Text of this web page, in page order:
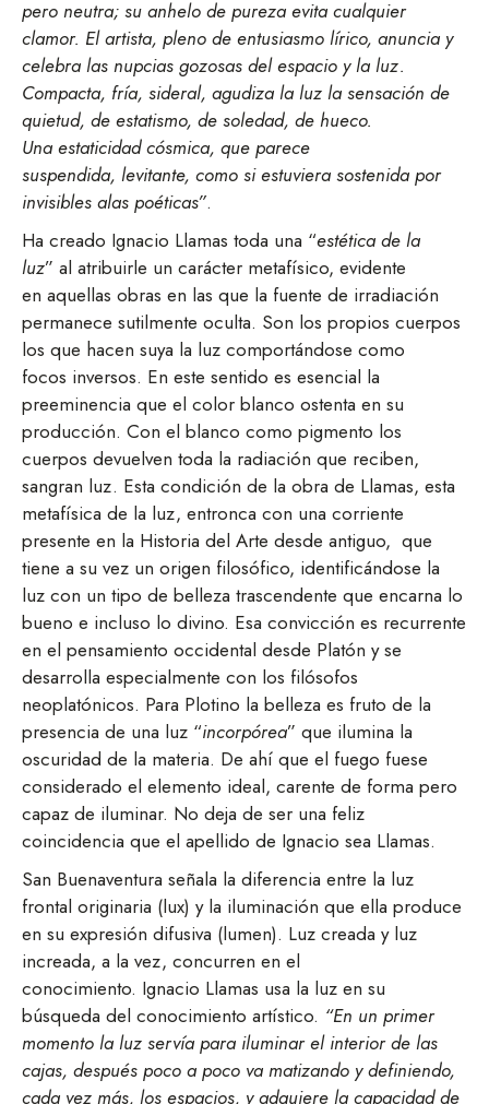
pero neutra; su anhelo de pureza evita cualquier
clamor. El artista, pleno de entusiasmo lírico, anuncia y
celebra las nupcias gozosas del espacio y la luz.
Compacta, fría, sideral, agudiza la luz la sensación de
quietud, de estatismo, de soledad, de hueco.
Una estaticidad cósmica, que parece
suspendida, levitante, como si estuviera sostenida por
invisibles alas poéticas”.
Ha creado Ignacio Llamas toda una “estética de la
luz” al atribuirle un carácter metafísico, evidente
en aquellas obras en las que la fuente de irradiación
permanece sutilmente oculta. Son los propios cuerpos
los que hacen suya la luz comportándose como
focos inversos. En este sentido es esencial la
preeminencia que el color blanco ostenta en su
producción. Con el blanco como pigmento los
cuerpos devuelven toda la radiación que reciben,
sangran luz. Esta condición de la obra de Llamas, esta
metafísica de la luz, entronca con una corriente
presente en la Historia del Arte desde antiguo, que
tiene a su vez un origen filosófico, identificándose la
luz con un tipo de belleza trascendente que encarna lo
bueno e incluso lo divino. Esa convicción es recurrente
en el pensamiento occidental desde Platón y se
desarrolla especialmente con los filósofos
neoplatónicos. Para Plotino la belleza es fruto de la
presencia de una luz “incorpórea” que ilumina la
oscuridad de la materia. De ahí que el fuego fuese
considerado el elemento ideal, carente de forma pero
capaz de iluminar. No deja de ser una feliz
coincidencia que el apellido de Ignacio sea Llamas.
San Buenaventura señala la diferencia entre la luz
frontal originaria (lux) y la iluminación que ella produce
en su expresión difusiva (lumen). Luz creada y luz
increada, a la vez, concurren en el
conocimiento. Ignacio Llamas usa la luz en su
búsqueda del conocimiento artístico. “En un primer
momento la luz servía para iluminar el interior de las
cajas, después poco a poco va matizando y definiendo,
cada vez más, los espacios, y adquiere la capacidad de